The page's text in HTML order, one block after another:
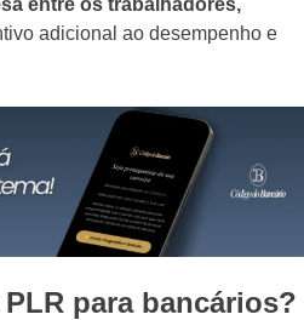
adicional ao desempenho e
para bancários?